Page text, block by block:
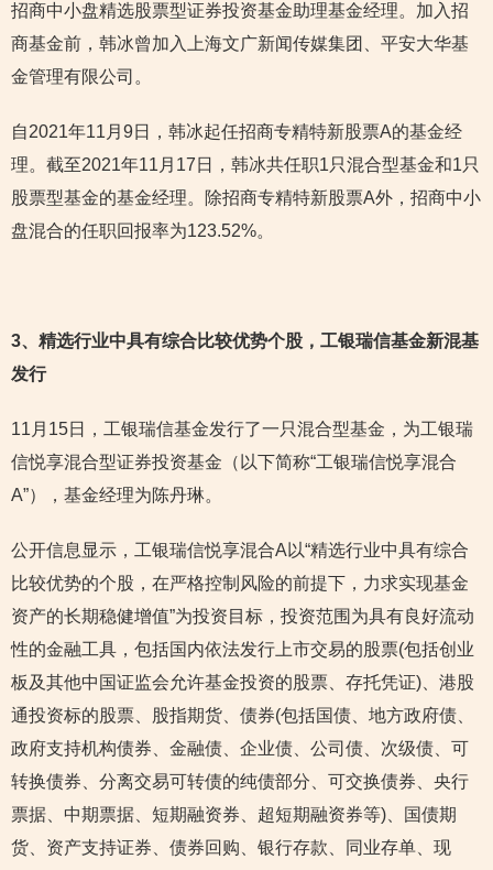
招商中小盘精选股票型证券投资基金助理基金经理。加入招
商基金前，韩冰曾加入上海文广新闻传媒集团、平安大华基
金管理有限公司。
自2021年11月9日，韩冰起任招商专精特新股票A的基金经
理。截至2021年11月17日，韩冰共任职1只混合型基金和1只
股票型基金的基金经理。除招商专精特新股票A外，招商中小
盘混合的任职回报率为123.52%。
3、精选行业中具有综合比较优势个股，工银瑞信基金新混基
发行
11月15日，工银瑞信基金发行了一只混合型基金，为工银瑞
信悦享混合型证券投资基金（以下简称“工银瑞信悦享混合
A”），基金经理为陈丹琳。
公开信息显示，工银瑞信悦享混合A以“精选行业中具有综合
比较优势的个股，在严格控制风险的前提下，力求实现基金
资产的长期稳健增值”为投资目标，投资范围为具有良好流动
性的金融工具，包括国内依法发行上市交易的股票(包括创业
板及其他中国证监会允许基金投资的股票、存托凭证)、港股
通投资标的股票、股指期货、债券(包括国债、地方政府债、
政府支持机构债券、金融债、企业债、公司债、次级债、可
转换债券、分离交易可转债的纯债部分、可交换债券、央行
票据、中期票据、短期融资券、超短期融资券等)、国债期
货、资产支持证券、债券回购、银行存款、同业存单、现